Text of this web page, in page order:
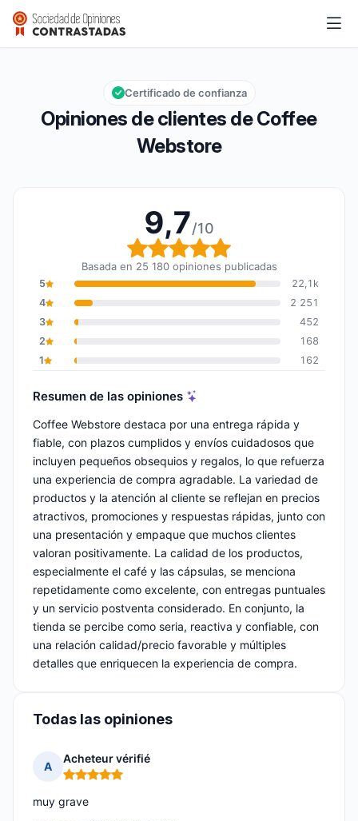
Coffee Webstore
Calificación global: 9,7 de 10
9,7/10
Opiniones de clientes de Coffee
Webstore
Certificado de confianza
9,7/10
Calificación global: 9,7
Basada en 25 180 opiniones publicadas
5
22,1k
4
2 251
3
452
2
168
1
162
Resumen de las opiniones
Coffee Webstore destaca por una entrega rápida y
fiable, con plazos cumplidos y envíos cuidadosos que
incluyen pequeños obsequios y regalos, lo que refuerza
una experiencia de compra agradable. La variedad de
productos y la atención al cliente se reflejan en precios
atractivos, promociones y respuestas rápidas, junto con
una presentación y empaque que muchos clientes
valoran positivamente. La calidad de los productos,
especialmente el café y las cápsulas, se menciona
repetidamente como excelente, con entregas puntuales
y un servicio postventa considerado. En conjunto, la
tienda se percibe como seria, reactiva y confiable, con
una relación calidad/precio favorable y múltiples
detalles que enriquecen la experiencia de compra.
Todas las opiniones
A
Acheteur vérifié
Nota: 5 de 5
muy grave